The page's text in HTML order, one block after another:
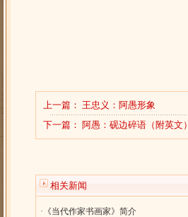
上一篇： 王忠义：阿愚形象
下一篇： 阿愚：砚边碎语（附英文）
相关新闻
· 《当代作家书画家》简介